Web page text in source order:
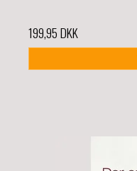
199,95 DKK